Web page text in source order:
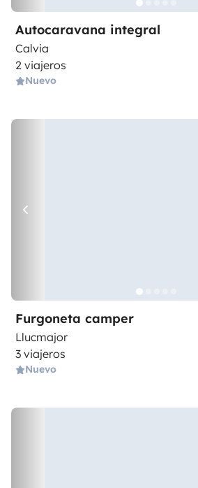
Autocaravana integral
Calvia
2 viajeros
Nuevo
Furgoneta camper
Llucmajor
3 viajeros
Nuevo